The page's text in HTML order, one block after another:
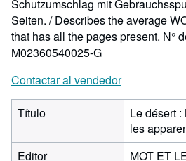
Schutzumschlag mit
Seiten. / Describes the average
that has all the pages present. N°
M02360540025-G
Contactar al vendedor
Título
Le désert
les
Editor
MOT ET